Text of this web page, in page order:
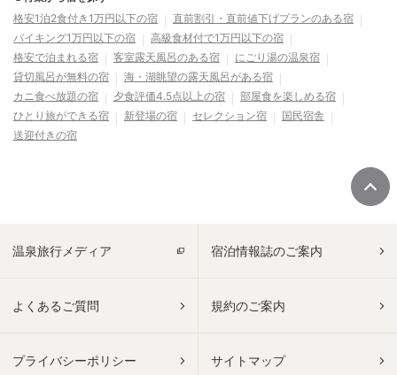
格安1泊2食付き1万円以下の宿
直前割引・直前値下げプランのある宿
バイキング1万円以下の宿
高級食材付で1万円以下の宿
格安で泊まれる宿
客室露天風呂のある宿
にごり湯の温泉宿
貸切風呂が無料の宿
海・湖眺望の露天風呂がある宿
カニ食べ放題の宿
夕食評価4.5点以上の宿
部屋食を楽しめる宿
ひとり旅ができる宿
新登場の宿 セレクション宿
国民宿舎
送迎付きの宿
温泉旅行メディア 宿泊情報誌のご案内
よくあるご質問 規約のご案内
プライバシーポリシー サイトマップ